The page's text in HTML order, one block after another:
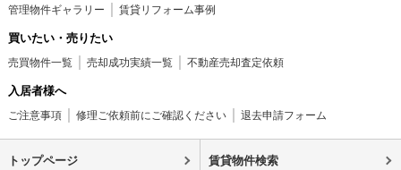
管理物件ギャラリー
賃貸リフォーム事例
買いたい・売りたい
売買物件一覧 売却成功実績一覧 不動産売却査定依頼
入居者様へ
ご注意事項 修理ご依頼前にご確認ください 退去申請フォーム
トップページ 賃貸物件検索